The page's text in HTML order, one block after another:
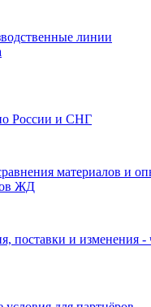
линии
России и СНГ
материалов и
ЖД
поставки и изменения -